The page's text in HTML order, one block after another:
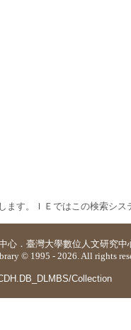
す。ＩＥではこの検索シス
心 ． 臺灣大學數位人文研究中
© 1995 - 2026. All rights
Collection